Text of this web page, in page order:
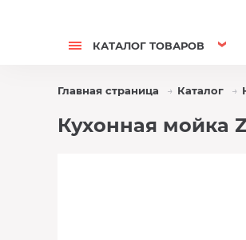
КАТАЛОГ ТОВАРОВ
Главная страница Каталог
Кухонная мойка